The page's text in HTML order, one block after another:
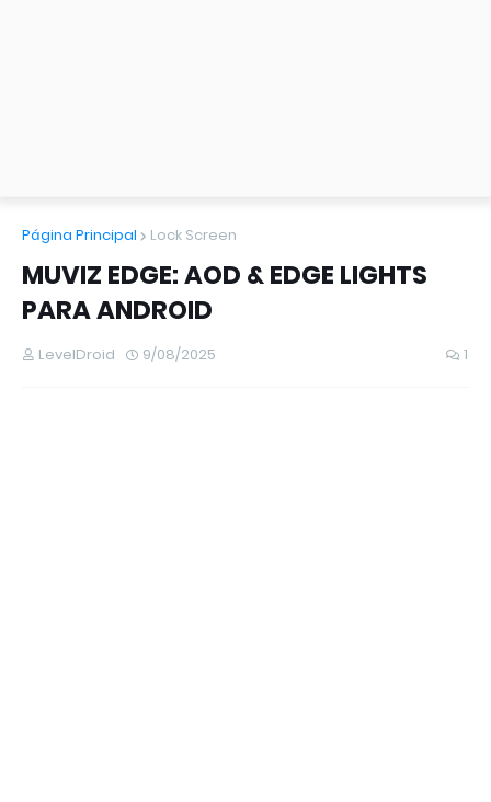
Página Principal Lock Screen
MUVIZ EDGE: AOD & EDGE LIGHTS
PARA ANDROID
LevelDroid 9/08/2025 1